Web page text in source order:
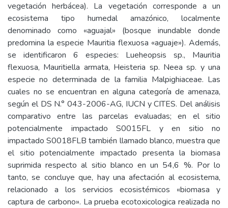
vegetación herbácea). La vegetación corresponde a un
ecosistema tipo humedal amazónico, localmente
denominado como «aguajal» (bosque inundable donde
predomina la especie Mauritia flexuosa «aguaje»). Además,
se identificaron 6 especies: Lueheopsis sp., Mauritia
flexuosa, Mauritiella armata, Heisteria sp. Neea sp. y una
especie no determinada de la familia Malpighiaceae. Las
cuales no se encuentran en alguna categoría de amenaza,
según el DS N.° 043-2006-AG, IUCN y CITES. Del análisis
comparativo entre las parcelas evaluadas; en el sitio
potencialmente impactado S0015FL y en sitio no
impactado S0018FLB también llamado blanco, muestra que
el sitio potencialmente impactado presenta la biomasa
suprimida respecto al sitio blanco en un 54,6 %. Por lo
tanto, se concluye que, hay una afectación al ecosistema,
relacionado a los servicios ecosistémicos «biomasa y
captura de carbono». La prueba ecotoxicologica realizada no